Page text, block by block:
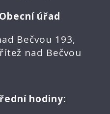
Obecní úřad
Bečvou 193,
nad Bečvou
hodiny: